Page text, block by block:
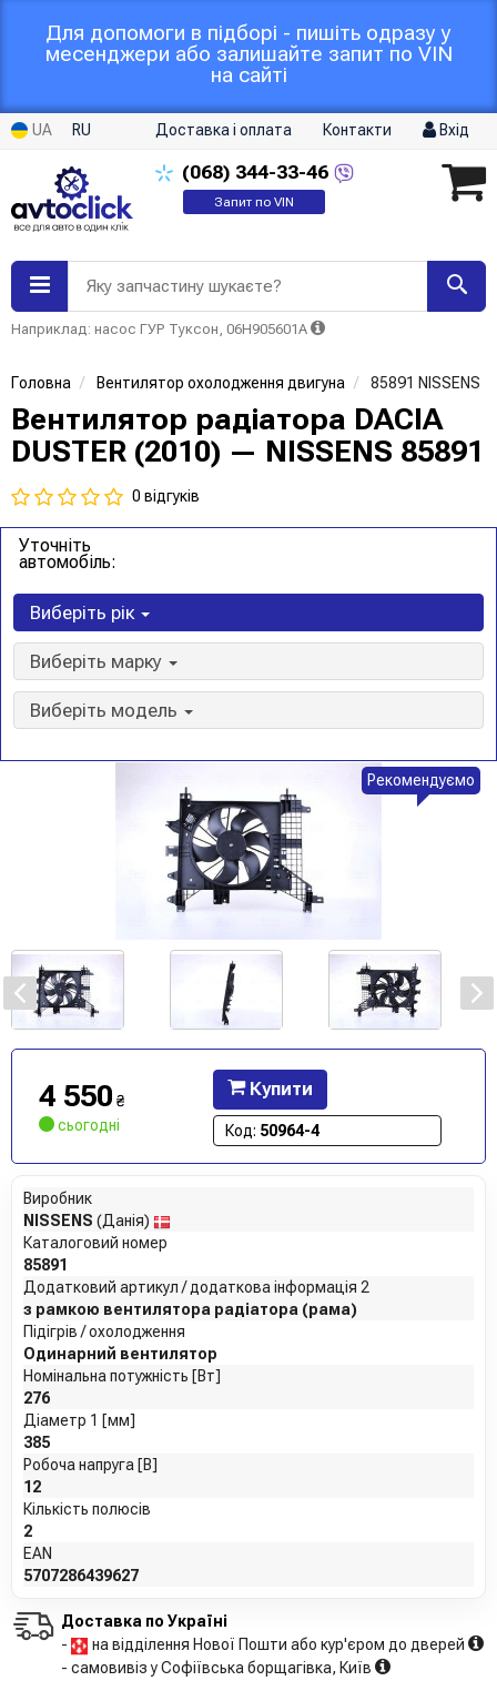
Для допомоги в підборі - пишіть одразу у
месенджери або залишайте запит по VIN
на сайті
UA RU Доставка і оплата Контакти Вхід
(068) 344-33-46
Запит по VIN
Яку запчастину шукаєте?
Наприклад: насос ГУР Туксон, 06H905601A
Головна Вентилятор охолодження двигуна 85891 NISSENS
Вентилятор радіатора DACIA
DUSTER (2010) — NISSENS 85891
0 відгуків
Уточніть
автомобіль:
Виберіть рік
Виберіть марку
Виберіть модель
Рекомендуємо
4 550 ₴
сьогодні
Купити
Код: 50964-4
Виробник
NISSENS (Данія)
Каталоговий номер
85891
Додатковий артикул / додаткова інформація 2
з рамкою вентилятора радіатора (рама)
Підігрів / охолодження
Одинарний вентилятор
Номінальна потужність [Вт]
276
Діаметр 1 [мм]
385
Робоча напруга [В]
12
Кількість полюсів
2
EAN
5707286439627
Доставка по Україні
-
на відділення Нової Пошти або кур'єром до дверей
- самовивіз у Софіївська борщагівка, Київ